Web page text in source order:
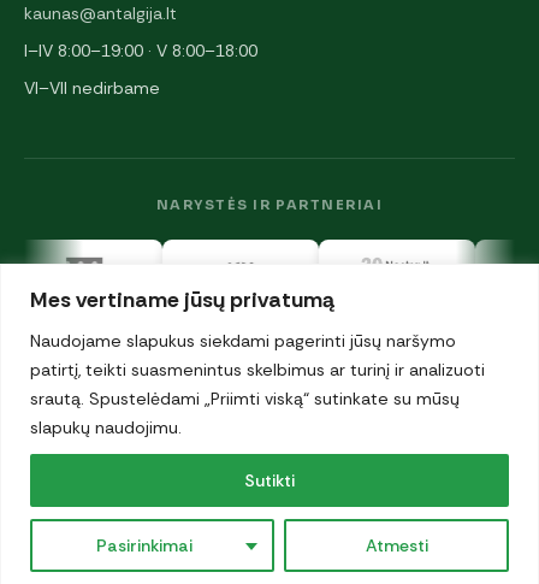
Mes vertiname jūsų privatumą
Naudojame slapukus siekdami pagerinti jūsų naršymo
patirtį, teikti suasmenintus skelbimus ar turinį ir analizuoti
srautą. Spustelėdami „Priimti viską“ sutinkate su mūsų
slapukų naudojimu.
Pasirinkimai Atmesti
Sutikti
kaunas@antalgija.lt
I–IV 8:00–19:00 · V 8:00–18:00
VI–VII nedirbame
NARYSTĖS IR PARTNERIAI
© 2026 UAB „Antalgija". Visos teisės saugomos.
·
Slapukai